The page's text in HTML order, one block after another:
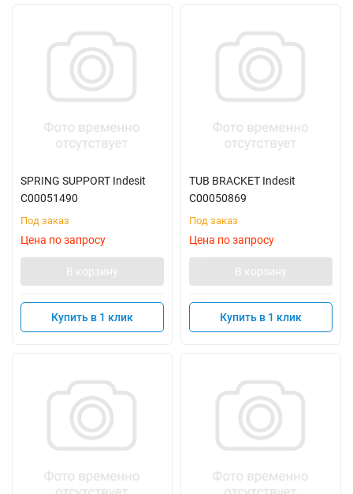
SPRING SUPPORT Indesit
C00051490
Под заказ
Цена по запросу
В корзину
Купить в 1 клик
TUB BRACKET Indesit
C00050869
Под заказ
Цена по запросу
В корзину
Купить в 1 клик